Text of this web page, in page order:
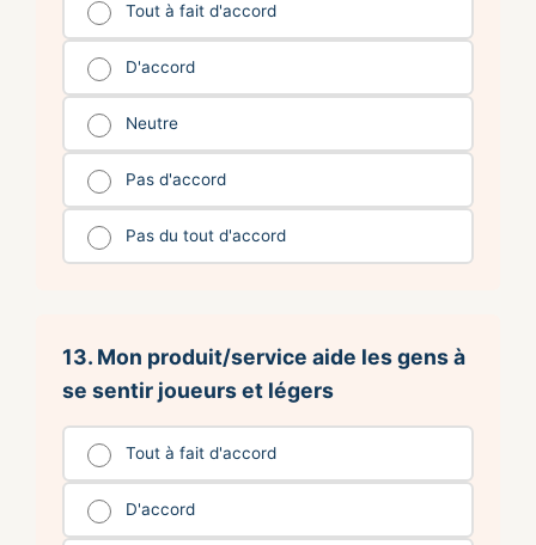
Tout à fait d'accord
D'accord
Neutre
Pas d'accord
Pas du tout d'accord
13. Mon produit/service aide les gens à
se sentir joueurs et légers
Tout à fait d'accord
D'accord